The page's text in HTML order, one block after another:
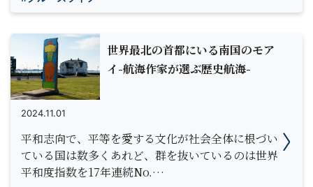
世界最北の首都にいる南国のモア
イ-航海作家が選ぶ歴史航海-
2024.11.01
平和志向で、平等を愛する文化が社会全体に根づい
ている国は数多くあれど、群を抜いているのは世界
平和度指数を17年連続No.…